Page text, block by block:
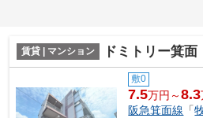
賃貸 | マンション ドミトリー箕面
敷0
7.5万円～8.3
阪急箕面線 「